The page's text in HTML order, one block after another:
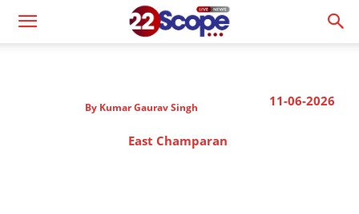
11-06-2026
By Kumar Gaurav Singh
East Champaran